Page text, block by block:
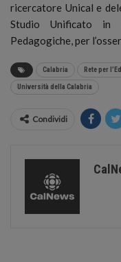
ricercatore Unical e
Studio Unificato in
Pedagogiche, per
Calabria Rete per
Università della Calabria
Condividi